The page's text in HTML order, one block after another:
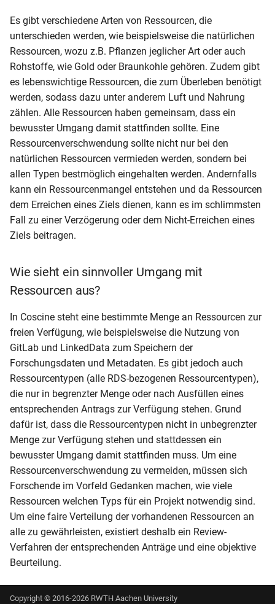
Es gibt verschiedene Arten von Ressourcen, die
unterschieden werden, wie beispielsweise die natürlichen
Ressourcen, wozu z.B. Pflanzen jeglicher Art oder auch
Rohstoffe, wie Gold oder Braunkohle gehören. Zudem gibt
es lebenswichtige Ressourcen, die zum Überleben benötigt
werden, sodass dazu unter anderem Luft und Nahrung
zählen. Alle Ressourcen haben gemeinsam, dass ein
bewusster Umgang damit stattfinden sollte. Eine
Ressourcenverschwendung sollte nicht nur bei den
natürlichen Ressourcen vermieden werden, sondern bei
allen Typen bestmöglich eingehalten werden. Andernfalls
kann ein Ressourcenmangel entstehen und da Ressourcen
dem Erreichen eines Ziels dienen, kann es im schlimmsten
Fall zu einer Verzögerung oder dem Nicht-Erreichen eines
Ziels beitragen.
Wie sieht ein sinnvoller Umgang mit
Ressourcen aus?
In Coscine steht eine bestimmte Menge an Ressourcen zur
freien Verfügung, wie beispielsweise die Nutzung von
GitLab und LinkedData zum Speichern der
Forschungsdaten und Metadaten. Es gibt jedoch auch
Ressourcentypen (alle RDS-bezogenen Ressourcentypen),
die nur in begrenzter Menge oder nach Ausfüllen eines
entsprechenden Antrags zur Verfügung stehen. Grund
dafür ist, dass die Ressourcentypen nicht in unbegrenzter
Menge zur Verfügung stehen und stattdessen ein
bewusster Umgang damit stattfinden muss. Um eine
Ressourcenverschwendung zu vermeiden, müssen sich
Forschende im Vorfeld Gedanken machen, wie viele
Ressourcen welchen Typs für ein Projekt notwendig sind.
Um eine faire Verteilung der vorhandenen Ressourcen an
alle zu gewährleisten, existiert deshalb ein Review-
Verfahren der entsprechenden Anträge und eine objektive
Beurteilung.
Copyright © 2016-2026 RWTH Aachen University